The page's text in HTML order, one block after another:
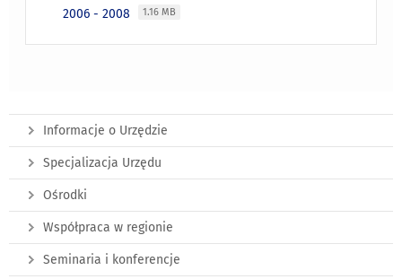
2006 - 2008
1.16 MB
Informacje o Urzędzie
Specjalizacja Urzędu
Ośrodki
Współpraca w regionie
Seminaria i konferencje